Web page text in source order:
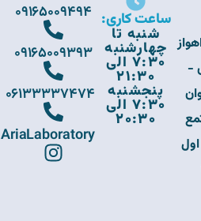
-
ساعت کاری:
شنبه تا
چهارشنبه
7:30 الی
21:30
پنجشنبه
7:30 الی
20:30
09165009494
09165009393
06133337474
AriaLaboratory